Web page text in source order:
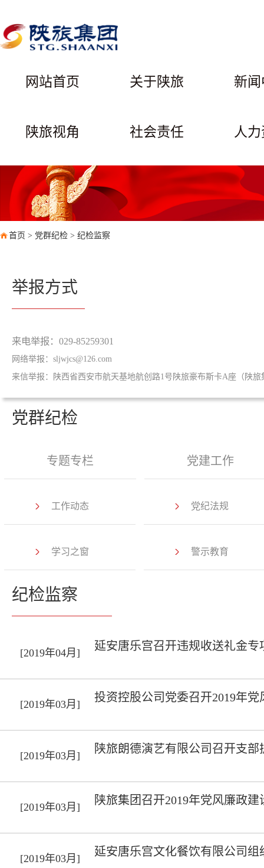
网站首页 关于陕旅 新
陕旅视角 社会责任 人
首页 > 党群纪检 > 纪检监察
举报方式
来电举报：029-85259301
网络举报：sljwjcs@126.com
来信举报：陕西省西安市航天基地航创路1号陕旅豪布斯卡A座（陕旅
党群纪检
专题专栏 党建工作
工作动态 党纪法规
学习之窗 警示教育
纪检监察
[2019年04月]
延安唐乐宫召开违规收送礼金
[2019年03月]
投资控股公司党委召开2019年
[2019年03月]
陕旅朗德演艺有限公司召开支
[2019年03月]
陕旅集团召开2019年党风廉政
[2019年03月]
延安唐乐宫文化餐饮有限公司组